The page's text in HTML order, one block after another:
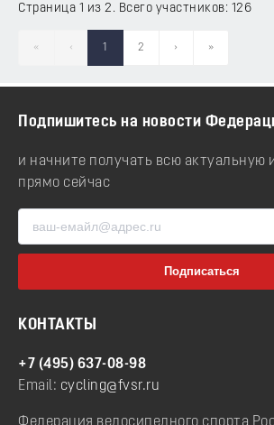
Страница 1 из 2. Всего участников: 126
« ‹ 1 2 › »
Подпишитесь на новости
и начните получать всю
прямо сейчас
КОНТАКТЫ
+7 (495) 637-08-98
Email: cycling@fvsr.ru